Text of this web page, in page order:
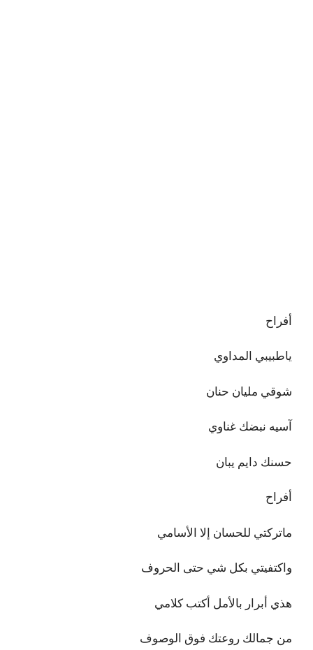
أفراح
ياطبيبي المداوي
شوقي مليان حنان
آسيه نبضك غناوي
حسنك دايم يبان
أفراح
ماتركتي للحسان إلا الأسامي
واكتفيتي بكل شي حتى الحروف
هذي أبرار بالأمل أكتب كلامي
من جمالك روعتك فوق الوصوف